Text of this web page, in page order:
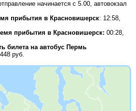
начинается с 5.00, автовокзал
прибытия в Красновишерск: 12:58,
прибытия в Красновишерск: 00:28,
билета на автобус Пермь
руб.